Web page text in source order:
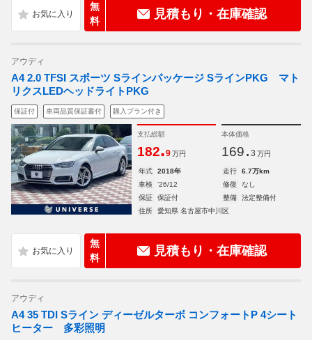
無
料
見積もり・在庫確認
アウディ
A4 2.0 TFSI スポーツ Sラインパッケージ SラインPKG マト
リクスLEDヘッドライトPKG
保証付 車両品質保証書付 購入プラン付き
支払総額
182.9 万円
本体価格
169. 3 万円
年式 2018年 走行
6.7万km
車検
'26/12 修復
なし
保証
保証付 整備
法定整備付
住所
愛知県 名古屋市中川区
無
料
見積もり・在庫確認
アウディ
A4 35 TDI Sライン ディーゼルターボ コンフォートP 4シート
ヒーター 多彩照明